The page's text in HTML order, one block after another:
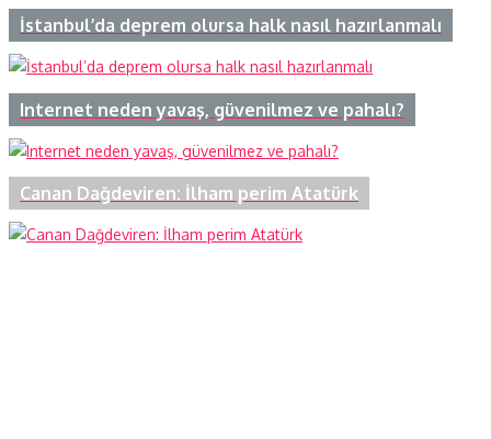
İstanbul’da deprem olursa halk nasıl hazırlanmalı
Internet neden yavaş, güvenilmez ve pahalı?
Canan Dağdeviren: İlham perim Atatürk